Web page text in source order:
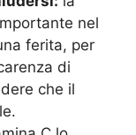
nel
ferita, per
di
che il